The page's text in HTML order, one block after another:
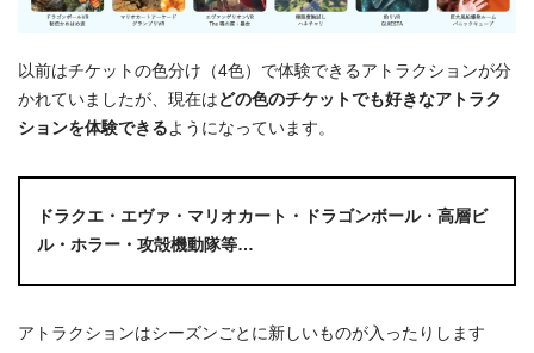
以前はチケットの色分け（4色）で体験できるアトラクションが分
かれていましたが、現在は どの色のチケットでも好きなアトラク
ションを体験できるようになっています。
ドラクエ・エヴァ・マリオカート・ドラゴンボール・高層ビ
ル・ホラー・攻殻機動隊等…
アトラクションはシーズンごとに新しいものが入ったりします